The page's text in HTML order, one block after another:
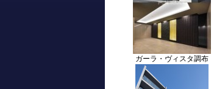
ガーラ・ヴィスタ調布